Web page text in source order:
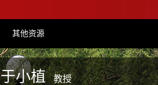
其他资源
于小植 教授